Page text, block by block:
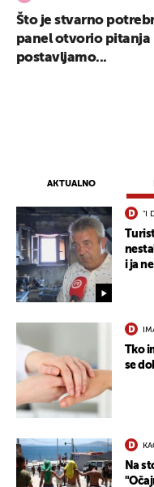
AKTUALNO
"I
i ja
Tko
se
Na
Što je stvarno
panel otvorio pitanja
postavljamo...